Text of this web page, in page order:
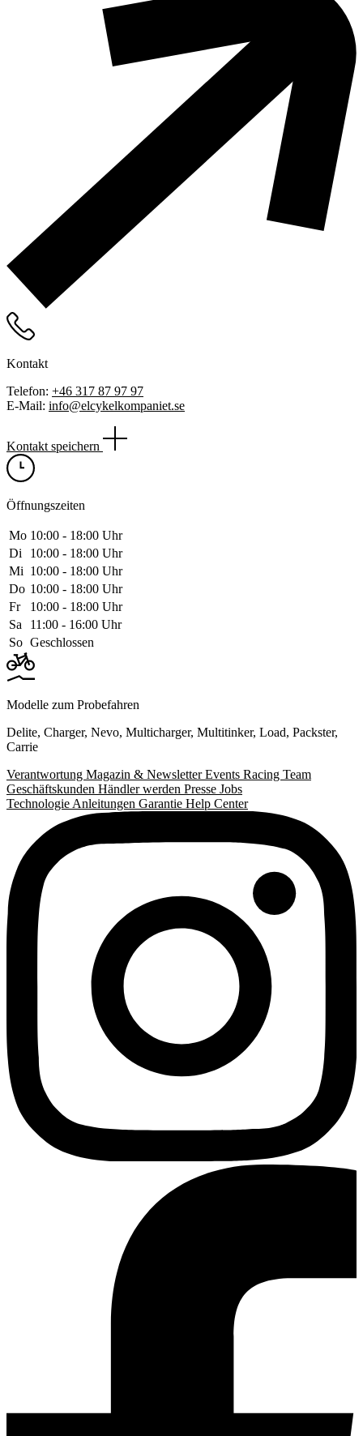
Kontakt
Telefon: +46 317 87 97 97
E-Mail: info@elcykelkompaniet.se
Kontakt speichern
Öffnungszeiten
Mo 10:00 ‑ 18:00 Uhr
Di
10:00 ‑ 18:00 Uhr
Mi 10:00 ‑ 18:00 Uhr
Do 10:00 ‑ 18:00 Uhr
Fr
10:00 ‑ 18:00 Uhr
Sa
11:00 ‑ 16:00 Uhr
So Geschlossen
Modelle zum Probefahren
Delite, Charger, Nevo, Multicharger, Multitinker, Load, Packster,
Carrie
Verantwortung Magazin & NewsletterEvents Racing Team
Geschäftskunden Händler werden Presse Jobs
Technologie Anleitungen Garantie Help Center